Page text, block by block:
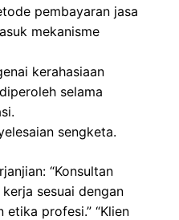
pembayaran jasa
mekanisme
kerahasiaan
selama
sengketa.
“Konsultan
sesuai dengan
profesi.” “Klien